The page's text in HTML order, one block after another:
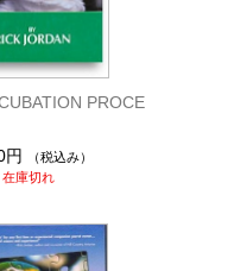
PROCE
円
（税込み）
在庫切れ